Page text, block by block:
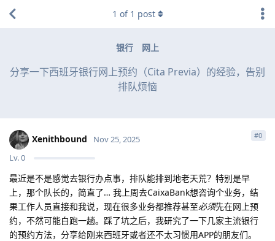
银行 网上
分享一下西班牙银行网上预约（Cita Previa）的经验，告别
排队烦恼
1 of 1 post
Xenithbound
Lv.0
Nov 25, 2025 #0
最近是不是感觉去银行办点事，排队能排到地老天荒？特别是早
上，那个队长的，简直了… 我上周去CaixaBank想咨询个业务，结
果工作人员直接和我说，现在很多业务都推荐甚至必须先在网上预
约，不然可能白跑一趟。踩了坑之后，我研究了一下几家主流银行
的预约方法，分享给刚来西班牙或者还不太习惯用APP的朋友们。